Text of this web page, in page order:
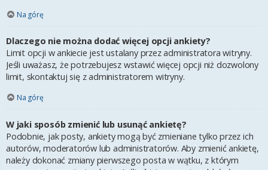
Na górę
Dlaczego nie można dodać więcej opcji ankiety?
Limit opcji w ankiecie jest ustalany przez administratora witryny.
Jeśli uważasz, że potrzebujesz wstawić więcej opcji niż dozwolony
limit, skontaktuj się z administratorem witryny.
Na górę
W jaki sposób zmienić lub usunąć ankietę?
Podobnie, jak posty, ankiety mogą być zmieniane tylko przez ich
autorów, moderatorów lub administratorów. Aby zmienić ankietę,
należy dokonać zmiany pierwszego posta w wątku, z którym